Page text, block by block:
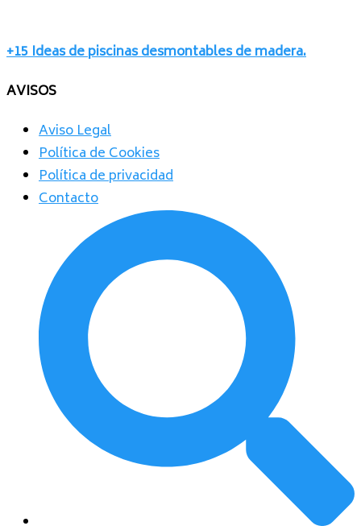
+15 Ideas de piscinas desmontables de madera.
AVISOS
Aviso Legal
Política de Cookies
Política de privacidad
Contacto